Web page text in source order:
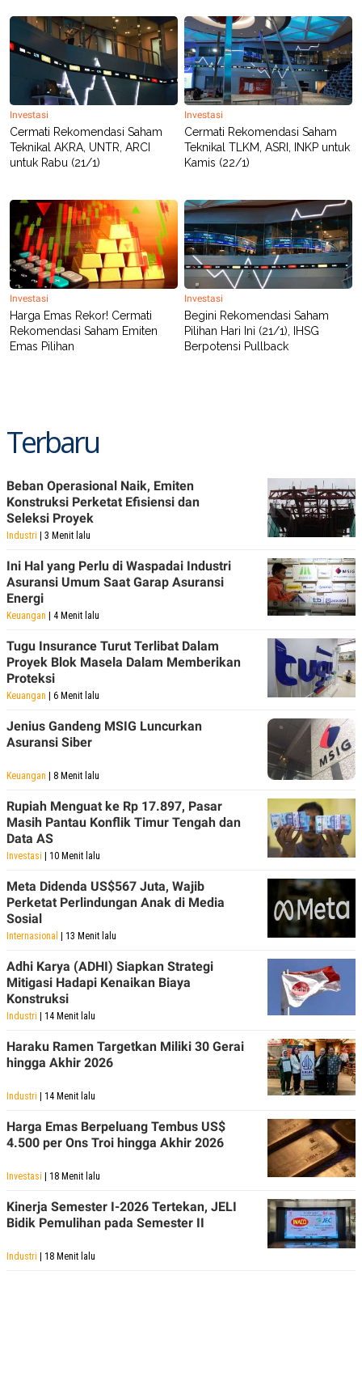
Investasi
Cermati Rekomendasi Saham
Teknikal AKRA, UNTR, ARCI
untuk Rabu (21/1)
Investasi
Cermati Rekomendasi Saham
Teknikal TLKM, ASRI, INKP untuk
Kamis (22/1)
Investasi
Harga Emas Rekor! Cermati
Rekomendasi Saham Emiten
Emas Pilihan
Investasi
Begini Rekomendasi Saham
Pilihan Hari Ini (21/1), IHSG
Berpotensi Pullback
Terbaru
Beban Operasional Naik, Emiten
Konstruksi Perketat Efisiensi dan
Seleksi Proyek
Industri | 3 Menit lalu
Ini Hal yang Perlu di Waspadai Industri
Asuransi Umum Saat Garap Asuransi
Energi
Keuangan | 4 Menit lalu
Tugu Insurance Turut Terlibat Dalam
Proyek Blok Masela Dalam Memberikan
Proteksi
Keuangan | 6 Menit lalu
Jenius Gandeng MSIG Luncurkan
Asuransi Siber
Keuangan | 8 Menit lalu
Rupiah Menguat ke Rp 17.897, Pasar
Masih Pantau Konflik Timur Tengah dan
Data AS
Investasi | 10 Menit lalu
Meta Didenda US$567 Juta, Wajib
Perketat Perlindungan Anak di Media
Sosial
Internasional | 13 Menit lalu
Adhi Karya (ADHI) Siapkan Strategi
Mitigasi Hadapi Kenaikan Biaya
Konstruksi
Industri | 14 Menit lalu
Haraku Ramen Targetkan Miliki 30 Gerai
hingga Akhir 2026
Industri | 14 Menit lalu
Harga Emas Berpeluang Tembus US$
4.500 per Ons Troi hingga Akhir 2026
Investasi | 18 Menit lalu
Kinerja Semester I-2026 Tertekan, JELI
Bidik Pemulihan pada Semester II
Industri | 18 Menit lalu